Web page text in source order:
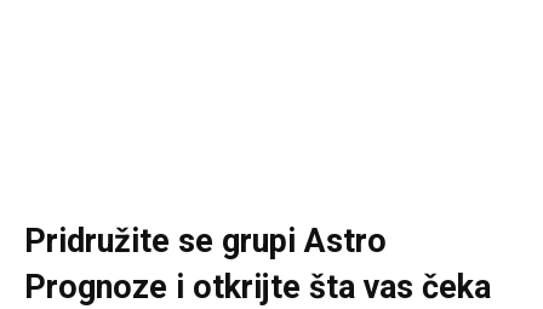
Pridružite se grupiAstro
Prognoze i otkrijte šta vas čeka